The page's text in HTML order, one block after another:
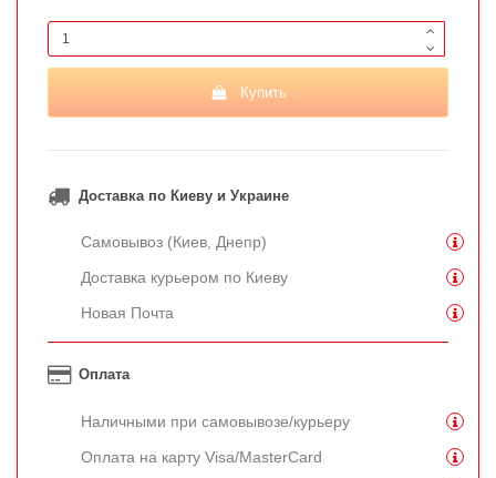
Купить
Доставка по Киеву и Украине
Самовывоз (Киев, Днепр)
Доставка курьером по Киеву
Новая Почта
Оплата
Наличными при самовывозе/курьеру
Оплата на карту Visa/MasterCard